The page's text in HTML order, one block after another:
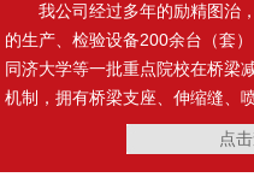
复合止水带
我公司经过多年的励精图治，
的生产、检验设备200余台（套
同济大学等一批重点院校在桥梁
机制，拥有桥梁支座、伸缩缝、
点